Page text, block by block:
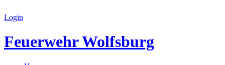
Login
Feuerwehr Wolfsburg